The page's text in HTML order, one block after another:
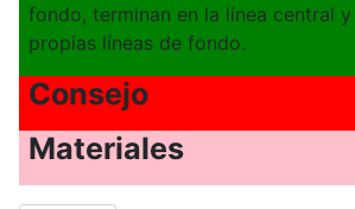
fondo, terminan en la línea central
propias líneas de fondo.
Consejo
Materiales